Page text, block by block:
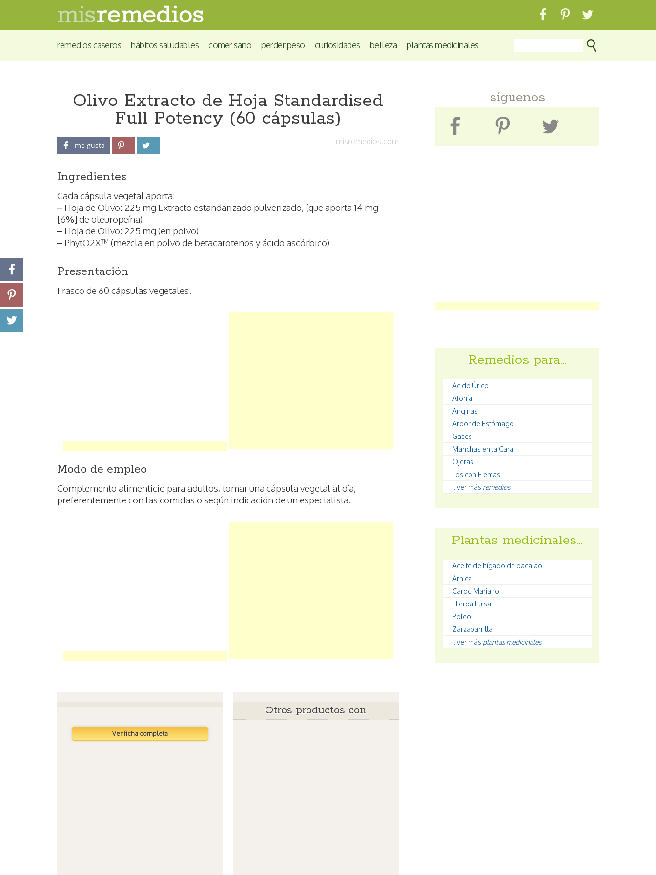
remedios caseros hábitos saludables comer sano perder peso curiosidades belleza plantas medicinales
Olivo Extracto de Hoja Standardised
Full Potency (60 cápsulas)
misremedios.com
me gusta
Ingredientes
Cada cápsula vegetal aporta:
– Hoja de Olivo: 225 mg Extracto estandarizado pulverizado, (que aporta 14 mg
[6%] de oleuropeína)
– Hoja de Olivo: 225 mg (en polvo)
– PhytO2X™ (mezcla en polvo de betacarotenos y ácido ascórbico)
Presentación
Frasco de 60 cápsulas vegetales.
Modo de empleo
Complemento alimenticio para adultos, tomar una cápsula vegetal al día,
preferentemente con las comidas o según indicación de un especialista.
Ver ficha completa
Otros productos con
síguenos
Remedios para…
Ácido Úrico
Afonía
Anginas
Ardor de Estómago
Gases
Manchas en la Cara
Ojeras
Tos con Flemas
...ver más remedios
Plantas medicinales…
Aceite de hígado de bacalao
Árnica
Cardo Mariano
Hierba Luisa
Poleo
Zarzaparrilla
...ver más plantas medicinales